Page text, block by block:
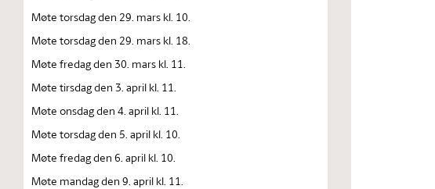
Møte torsdag den 29. mars kl. 10.
Møte torsdag den 29. mars kl. 18.
Møte fredag den 30. mars kl. 11.
Møte tirsdag den 3. april kl. 11.
Møte onsdag den 4. april kl. 11.
Møte torsdag den 5. april kl. 10.
Møte fredag den 6. april kl. 10.
Møte mandag den 9. april kl. 11.